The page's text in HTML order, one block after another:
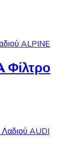
Φίλτρο